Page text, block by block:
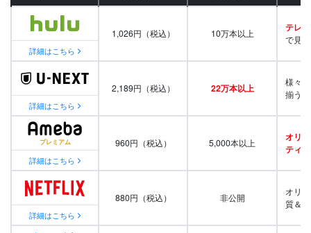
詳細はこちら
1,026円（税込） 10万本以上 テレビ
で見
詳細はこちら
2,189円（税込） 22万本以上
様々
揃う
詳細はこちら
960円（税込） 5,000本以上
オリ
ティ
詳細はこちら
880円（税込） 非公開
オリ
質＆